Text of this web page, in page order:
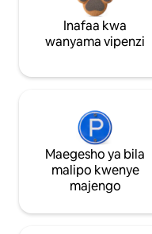
Inafaa kwa
wanyama vipenzi
Maegesho ya bila
malipo kwenye
majengo